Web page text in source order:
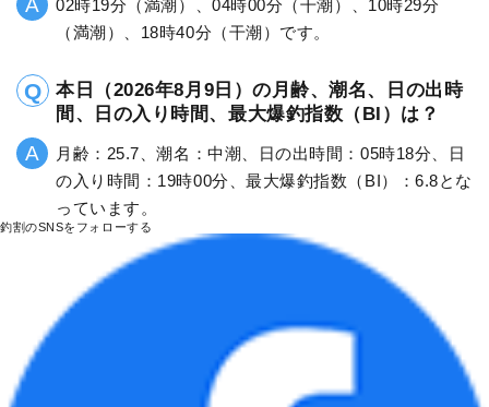
02時19分（満潮）、04時00分（干潮）、10時29分
（満潮）、18時40分（干潮）です。
本日（2026年8月9日）の月齢、潮名、日の出時
間、日の入り時間、最大爆釣指数（BI）は？
月齢：25.7、潮名：中潮、日の出時間：05時18分、日
の入り時間：19時00分、最大爆釣指数（BI）：6.8とな
っています。
釣割のSNSをフォローする